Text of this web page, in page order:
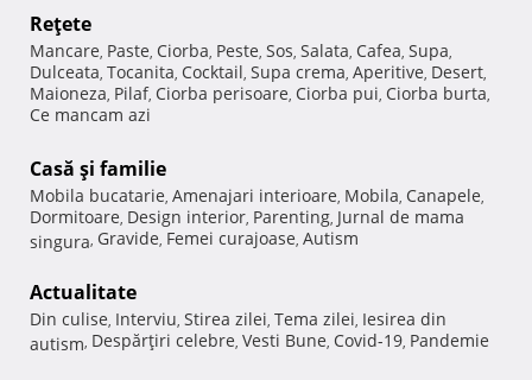
Reţete
Mancare, Paste, Ciorba, Peste, Sos, Salata, Cafea, Supa,
Dulceata, Tocanita, Cocktail, Supa crema, Aperitive, Desert,
Maioneza, Pilaf, Ciorba perisoare, Ciorba pui, Ciorba burta,
Ce mancam azi
Casă şi familie
Mobila bucatarie, Amenajari interioare, Mobila, Canapele,
Dormitoare, Design interior, Parenting, Jurnal de mama
singura, Gravide, Femei curajoase, Autism
Actualitate
Din culise, Interviu, Stirea zilei, Tema zilei, Iesirea din
autism, Despărţiri celebre, Vesti Bune, Covid-19, Pandemie